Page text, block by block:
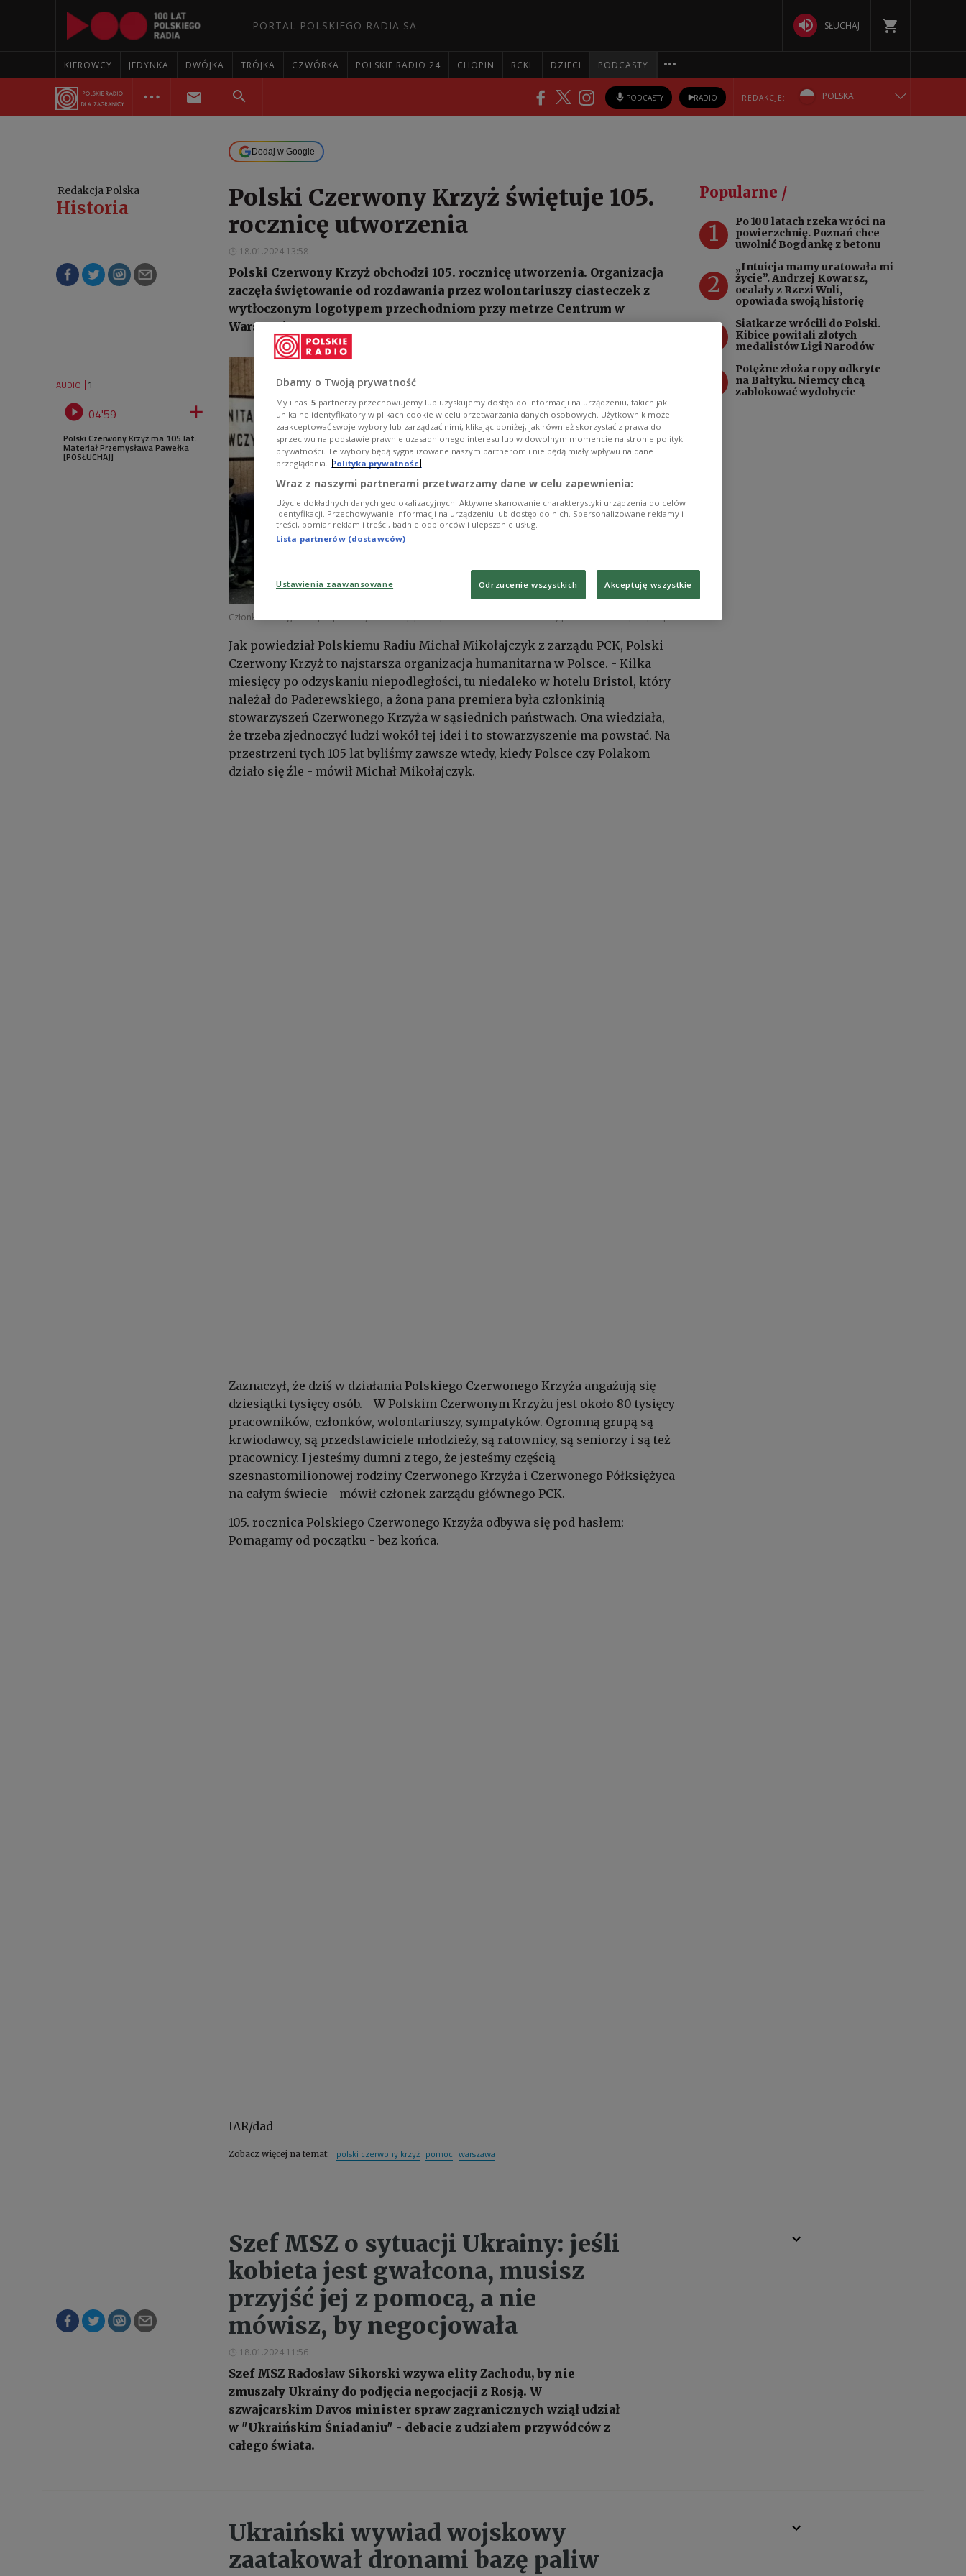
PORTAL POLSKIEGO RADIA SA SŁUCHAJ
KIEROWCY JEDYNKA DWÓJKA TRÓJKA CZWÓRKA POLSKIE RADIO 24 CHOPIN RCKL DZIECI PODCASTY
PODCASTY RADIO REDAKCJE: POLSKA
РУССКИЙ
УКРАЇНСЬКА
Dodaj w Google
Redakcja Polska
Historia
Polski Czerwony Krzyż świętuje 105.
rocznicę utworzenia
18.01.2024 13:58
Polski Czerwony Krzyż obchodzi 105. rocznicę utworzenia. Organizacja
zaczęła świętowanie od rozdawania przez wolontariuszy ciasteczek z
wytłoczonym logotypem przechodniom przy metrze Centrum w
Warszawie.
AUDIO 1
 04'59 
Polski Czerwony Krzyż ma 105 lat.
Materiał Przemysława Pawełka
[POSŁUCHAJ]
Członkowie organizacji w pierwszych latach jej funkcjonowania
Jak powiedział Polskiemu Radiu Michał Mikołajczyk z zarządu PCK, Polski
Czerwony Krzyż to najstarsza organizacja humanitarna w Polsce. - Kilka
miesięcy po odzyskaniu niepodległości, tu niedaleko w hotelu Bristol, który
należał do Paderewskiego, a żona pana premiera była członkinią
stowarzyszeń Czerwonego Krzyża w sąsiednich państwach. Ona wiedziała,
że trzeba zjednoczyć ludzi wokół tej idei i to stowarzyszenie ma powstać. Na
przestrzeni tych 105 lat byliśmy zawsze wtedy, kiedy Polsce czy Polakom
działo się źle - mówił Michał Mikołajczyk.
Zaznaczył, że dziś w działania Polskiego Czerwonego Krzyża angażują się
dziesiątki tysięcy osób. - W Polskim Czerwonym Krzyżu jest około 80 tysięcy
pracowników, członków, wolontariuszy, sympatyków. Ogromną grupą są
krwiodawcy, są przedstawiciele młodzieży, są ratownicy, są seniorzy i są też
pracownicy. I jesteśmy dumni z tego, że jesteśmy częścią
szesnastomilionowej rodziny Czerwonego Krzyża i Czerwonego Półksiężyca
na całym świecie - mówił członek zarządu głównego PCK.
105. rocznica Polskiego Czerwonego Krzyża odbywa się pod hasłem:
Pomagamy od początku - bez końca.
IAR/dad
Zobacz więcej na temat: polski czerwony krzyż pomoc warszawa
Popularne /
1
Po 100 latach rzeka wróci na
powierzchnię. Poznań chce
uwolnić Bogdankę z betonu
2
„Intuicja mamy uratowała mi
życie”. Andrzej Kowarsz,
ocalały z Rzezi Woli,
opowiada swoją historię
Siatkarze wrócili do Polski.
Kibice powitali złotych
medalistów Ligi Narodów
Potężne złoża ropy odkryte
na Bałtyku. Niemcy chcą
zablokować wydobycie
Szef MSZ o sytuacji Ukrainy: jeśli
kobieta jest gwałcona, musisz
przyjść jej z pomocą, a nie
mówisz, by negocjowała
18.01.2024 11:56
Szef MSZ Radosław Sikorski wzywa elity Zachodu, by nie
zmuszały Ukrainy do podjęcia negocjacji z Rosją. W
szwajcarskim Davos minister spraw zagranicznych wziął udział
w "Ukraińskim Śniadaniu" - debacie z udziałem przywódców z
całego świata.
Ukraiński wywiad wojskowy
zaatakował dronami bazę paliw
Dbamy o Twoją prywatność
My i nasi 5 partnerzy przechowujemy lub uzyskujemy dostęp do informacji na urządzeniu, takich jak
unikalne identyfikatory w plikach cookie w celu przetwarzania danych osobowych. Użytkownik może
zaakceptować swoje wybory lub zarządzać nimi, klikając poniżej, jak również skorzystać z prawa do
sprzeciwu na podstawie prawnie uzasadnionego interesu lub w dowolnym momencie na stronie polityki
prywatności. Te wybory będą sygnalizowane naszym partnerom i nie będą miały wpływu na dane
przeglądania. Polityka prywatności
Wraz z naszymi partnerami przetwarzamy dane w celu zapewnienia:
Użycie dokładnych danych geolokalizacyjnych. Aktywne skanowanie charakterystyki urządzenia do celów
identyfikacji. Przechowywanie informacji na urządzeniu lub dostęp do nich. Spersonalizowane reklamy i
treści, pomiar reklam i treści, badnie odbiorców i ulepszanie usług.
Lista partnerów (dostawców)
Ustawienia zaawansowane Odrzucenie wszystkich Akceptuję wszystkie